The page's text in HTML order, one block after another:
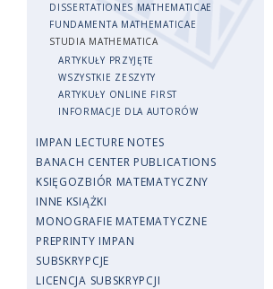
DISSERTATIONES MATHEMATICAE
FUNDAMENTA MATHEMATICAE
STUDIA MATHEMATICA
ARTYKUŁY PRZYJĘTE
WSZYSTKIE ZESZYTY
ARTYKUŁY ONLINE FIRST
INFORMACJE DLA AUTORÓW
IMPAN LECTURE NOTES
BANACH CENTER PUBLICATIONS
KSIĘGOZBIÓR MATEMATYCZNY
INNE KSIĄŻKI
MONOGRAFIE MATEMATYCZNE
PREPRINTY IMPAN
SUBSKRYPCJE
LICENCJA SUBSKRYPCJI